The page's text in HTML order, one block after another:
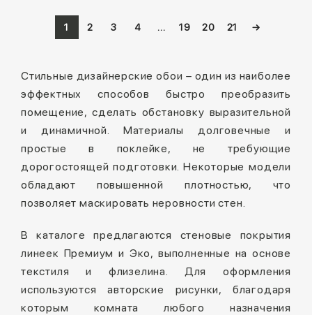
1 2 3 4 … 19 20 21 →
Стильные дизайнерские обои – один из наиболее
эффектных способов быстро преобразить
помещение, сделать обстановку выразительной
и динамичной. Материалы долговечные и
простые в поклейке, не требующие
дорогостоящей подготовки. Некоторые модели
обладают повышенной плотностью, что
позволяет маскировать неровности стен.
В каталоге предлагаются стеновые покрытия
линеек Премиум и Эко, выполненные на основе
текстиля и флизелина. Для оформления
используются авторские рисунки, благодаря
которым комната любого назначения